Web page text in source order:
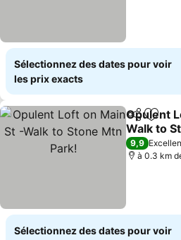
Sélectionnez des dates pour voir
les prix exacts
Partager
Opulent
Walk to
Consulter
9,9
à 0.3 km
Sélectionnez des dates pour voir